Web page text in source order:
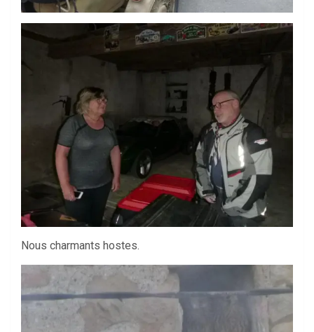
Nous charmants hostes.